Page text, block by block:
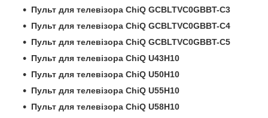
Пульт для телевізора ChiQ GCBLTVC0GBBT-C3
Пульт для телевізора ChiQ GCBLTVC0GBBT-C4
Пульт для телевізора ChiQ GCBLTVC0GBBT-C5
Пульт для телевізора ChiQ U43H10
Пульт для телевізора ChiQ U50H10
Пульт для телевізора ChiQ U55H10
Пульт для телевізора ChiQ U58H10